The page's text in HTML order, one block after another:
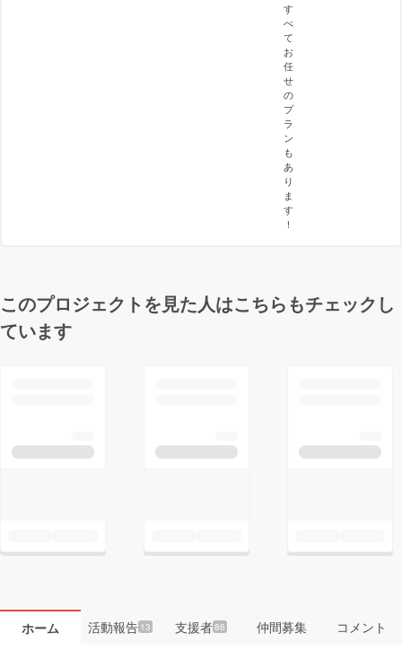
す
べ
て
お
任
せ
の
プ
ラ
ン
も
あ
り
ま
す
！
このプロジェクトを見た人はこちらもチェックし
ています
ホーム 活動報告13 支援者86 仲間募集 コメント